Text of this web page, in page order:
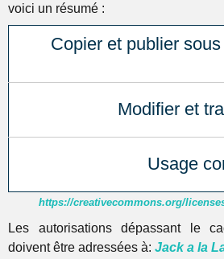
voici un résumé :
Copier et publier
Modifier et
Usage
https://creativecommons.org/
Les autorisations dépassant le
doivent être adressées à: Jack a la